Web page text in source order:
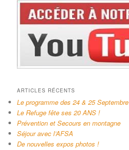
ARTICLES RÉCENTS
Le programme des 24 & 25 Septembre
Le Refuge fête ses 20 ANS !
Prévention et Secours en montagne
Séjour avec l’AFSA
De nouvelles expos photos !